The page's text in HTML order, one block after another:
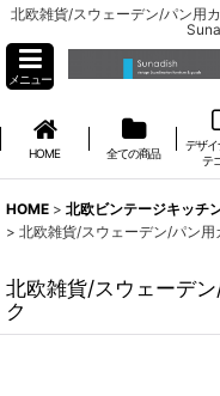
北欧雑貨/スウェーデン/パン用
メニュー
HOME 全ての商品
デザ
テ
HOME > 北欧ビンテージキッチ
> 北欧雑貨/スウェーデン/パン
北欧雑貨/スウェーデ
ク